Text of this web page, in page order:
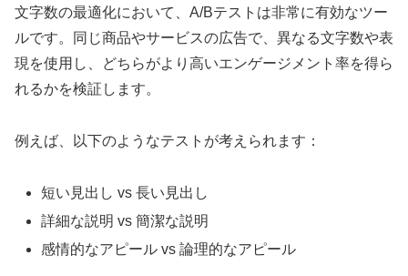
文字数の最適化において、A/Bテストは非常に有効なツー
ルです。同じ商品やサービスの広告で、異なる文字数や表
現を使用し、どちらがより高いエンゲージメント率を得ら
れるかを検証します。
例えば、以下のようなテストが考えられます：
短い見出し vs 長い見出し
詳細な説明 vs 簡潔な説明
感情的なアピール vs 論理的なアピール